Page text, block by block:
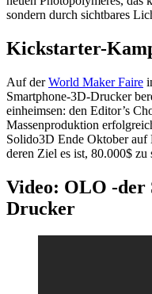
sondern durch sichtbares
Kickstarter-
Auf derWorld Maker Faire
Smartphone-3D-Drucker
einheimsen: den Editor’s
Massenproduktion
Solido3D Ende Oktober auf
deren Ziel es ist, 80.000$ zu
Video: OLO -der
Drucker